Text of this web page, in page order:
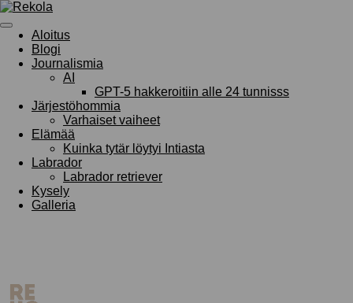
Siirry
pääsisältöön
Aloitus
Blogi
Journalismia
AI
GPT-5 hakkeroitiin alle 24 tunnisss
Järjestöhommia
Varhaiset vaiheet
Elämää
Kuinka tytär löytyi Intiasta
Labrador
Labrador retriever
Kysely
Galleria